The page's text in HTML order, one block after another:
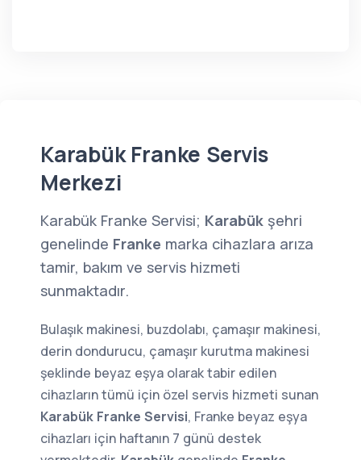
Karabük Franke Servis
Merkezi
Karabük Franke Servisi; Karabük şehri
genelinde Franke marka cihazlara arıza
tamir, bakım ve servis hizmeti
sunmaktadır.
Bulaşık makinesi, buzdolabı, çamaşır makinesi,
derin dondurucu, çamaşır kurutma makinesi
şeklinde beyaz eşya olarak tabir edilen
cihazların tümü için özel servis hizmeti sunan
Karabük Franke Servisi, Franke beyaz eşya
cihazları için haftanın 7 günü destek